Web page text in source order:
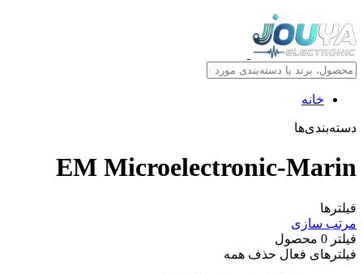
خانه
دسته‌بندی‌ها
EM Microelectronic-Marin
فیلترها
مرتب سازی
فیلتر 0 محصول
فیلترهای فعال حذف همه